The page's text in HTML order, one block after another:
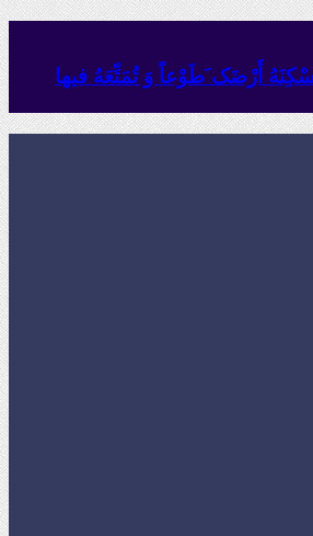
أَرْضَک َطَوْعاً وَ تُمَتِّعَهُ فیها